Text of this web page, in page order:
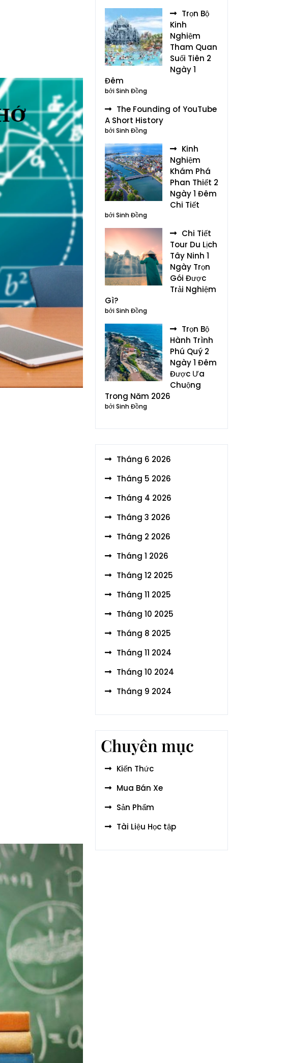
Trọn Bộ
Kinh
Nghiệm
Tham Quan
Suối Tiên 2
Ngày 1
Đêm
bởi Sinh Đồng
The Founding of YouTube
A Short History
bởi Sinh Đồng
Kinh
Nghiệm
Khám Phá
Phan Thiết 2
Ngày 1 Đêm
Chi Tiết
bởi Sinh Đồng
Chi Tiết
Tour Du Lịch
Tây Ninh 1
Ngày Trọn
Gói Được
Trải Nghiệm
Gì?
bởi Sinh Đồng
Trọn Bộ
Hành Trình
Phú Quý 2
Ngày 1 Đêm
Được Ưa
Chuộng
Trong Năm 2026
bởi Sinh Đồng
Tháng 6 2026
Tháng 5 2026
Tháng 4 2026
Tháng 3 2026
Tháng 2 2026
Tháng 1 2026
Tháng 12 2025
Tháng 11 2025
Tháng 10 2025
Tháng 8 2025
Tháng 11 2024
Tháng 10 2024
Tháng 9 2024
Chuyên mục
Kiến Thức
Mua Bán Xe
Sản Phẩm
Tài Liệu Học tập